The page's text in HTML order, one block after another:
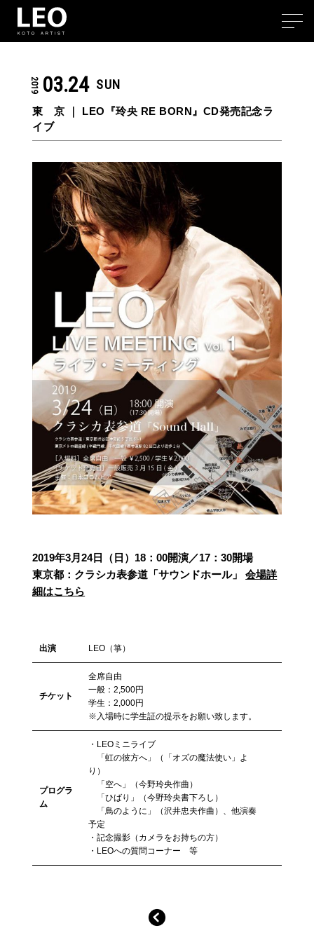
2019 03.24 SUN
東 京 ｜ LEO『玲央 RE BORN』CD発売記念ラ
イブ
2019年3月24日（日）18：00開演／17：30開場
東京都：クラシカ表参道「サウンドホール」会場詳
細はこちら
出演 LEO（箏）
チケット
全席自由
一般：2,500円
学生：2,000円
※入場時に学生証の提示をお願い致します。
プログラ
ム
・LEOミニライブ
「虹の彼方へ」（「オズの魔法使い」よ
り）
「空へ」（今野玲央作曲）
「ひばり」（今野玲央書下ろし）
「鳥のように」（沢井忠夫作曲）、他演奏
予定
・記念撮影（カメラをお持ちの方）
・LEOへの質問コーナー 等